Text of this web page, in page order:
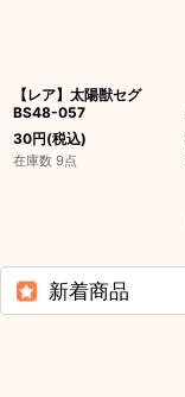
【レア】太陽獣セグ
BS48-057
30円(税込)
在庫数 9点
新着商品